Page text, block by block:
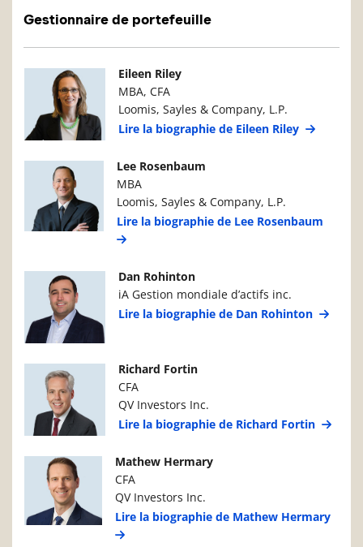
Gestionnaire de portefeuille
Photo du gestionnaire de portefeuille
Eileen Riley
MBA, CFA
Loomis, Sayles & Company, L.P.
Lire la biographie de Eileen Riley
Photo du gestionnaire de portefeuille
Lee Rosenbaum
MBA
Loomis, Sayles & Company, L.P.
Lire la biographie de Lee Rosenbaum
Photo du gestionnaire de portefeuille
Dan Rohinton
iA Gestion mondiale d’actifs inc.
Lire la biographie de Dan Rohinton
Photo du gestionnaire de portefeuille
Richard Fortin
CFA
QV Investors Inc.
Lire la biographie de Richard Fortin
Photo du gestionnaire de portefeuille
Mathew Hermary
CFA
QV Investors Inc.
Lire la biographie de Mathew Hermary